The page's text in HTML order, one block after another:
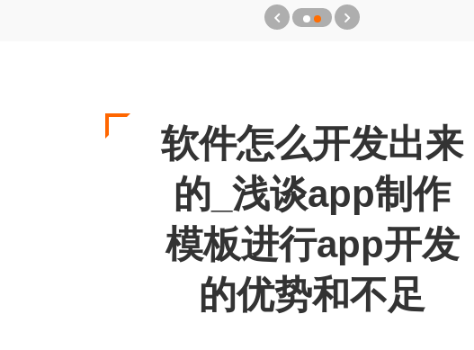
软件怎么开发出来
的_浅谈app制作
模板进行app开发
的优势和不足